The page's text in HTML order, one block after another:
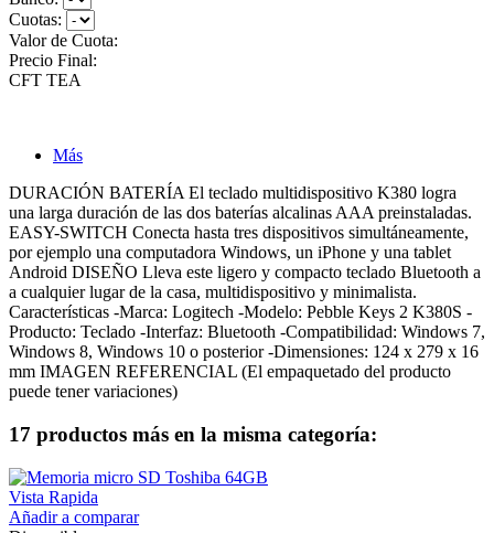
Cuotas:
Valor de Cuota:
Precio Final:
CFT TEA
Más
DURACIÓN BATERÍA El teclado multidispositivo K380 logra
una larga duración de las dos baterías alcalinas AAA preinstaladas.
EASY-SWITCH Conecta hasta tres dispositivos simultáneamente,
por ejemplo una computadora Windows, un iPhone y una tablet
Android DISEÑO Lleva este ligero y compacto teclado Bluetooth a
a cualquier lugar de la casa, multidispositivo y minimalista.
Características -Marca: Logitech -Modelo: Pebble Keys 2 K380S -
Producto: Teclado -Interfaz: Bluetooth -Compatibilidad: Windows 7,
Windows 8, Windows 10 o posterior -Dimensiones: 124 x 279 x 16
mm IMAGEN REFERENCIAL (El empaquetado del producto
puede tener variaciones)
17 productos más en la misma categoría:
Vista Rapida
Añadir a comparar